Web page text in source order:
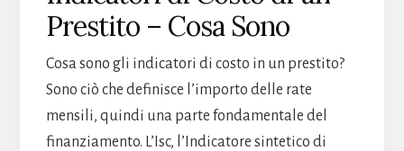
Prestito – Cosa Sono
Cosa sono gli indicatori di costo in un prestito?
Sono ciò che definisce l’importo delle rate
mensili, quindi una parte fondamentale del
finanziamento. L’Isc, l’Indicatore sintetico di